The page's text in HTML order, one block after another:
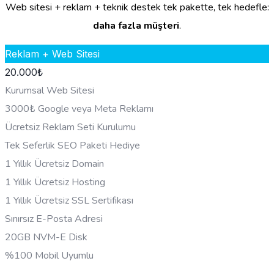
Web sitesi + reklam + teknik destek tek pakette, tek hedefle:
daha fazla müşteri.
Reklam + Web Sitesi
20.000₺
Kurumsal Web Sitesi
3000₺ Google veya Meta Reklamı
Ücretsiz Reklam Seti Kurulumu
Tek Seferlik SEO Paketi Hediye
1 Yıllık Ücretsiz Domain
1 Yıllık Ücretsiz Hosting
1 Yıllık Ücretsiz SSL Sertifikası
Sınırsız E-Posta Adresi
20GB NVM-E Disk
%100 Mobil Uyumlu